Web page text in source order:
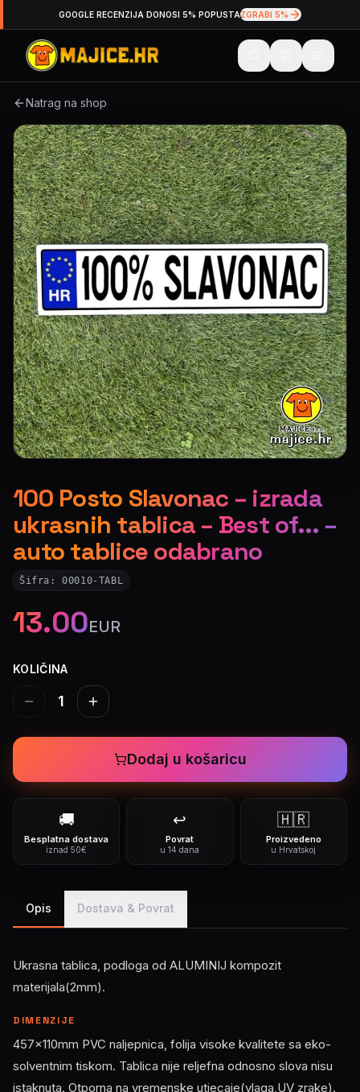
GOOGLE RECENZIJA DONOSI 5% POPUSTAZGRABI 5%
Natrag na shop
100 Posto Slavonac – izrada
ukrasnih tablica – Best of... –
auto tablice odabrano
Šifra:00010-TABL
13.00EUR
KOLIČINA
1
Dodaj u košaricu
🚚
Besplatna dostava
iznad 50€
↩️
Povrat
u 14 dana
🇭🇷
Proizvedeno
u Hrvatskoj
Opis Dostava & Povrat
Ukrasna tablica, podloga od ALUMINIJ kompozit
materijala(2mm).
DIMENZIJE
457x110mm PVC naljepnica, folija visoke kvalitete sa eko-
solventnim tiskom. Tablica nije reljefna odnosno slova nisu
istaknuta. Otporna na vremenske utjecaje(vlaga,UV zrake).